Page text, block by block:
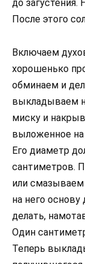
до загустения.
После этого
Включаем
хорошенько
обминаем и
выкладываем
миску и
выложенное на
Его диаметр
сантиметров.
или
на него
делать,
Один
Теперь